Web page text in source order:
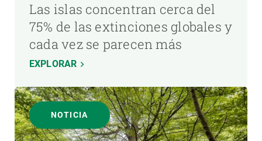
Las islas concentran cerca del
75% de las extinciones globales y
cada vez se parecen más
EXPLORAR
NOTICIA